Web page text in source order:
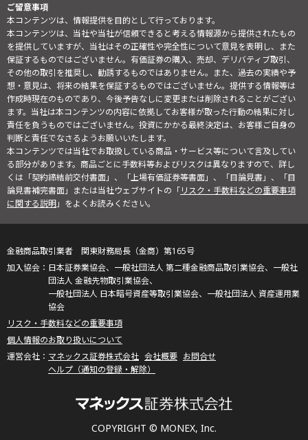
ご留意事項
本コンテンツは、情報提供を目的として行っております。
本コンテンツは、当社や当社が信頼できると考える情報源から提供されたもの
を提供していますが、当社はその正確性や完全性について意見を表明し、また
保証するものではございません。有価証券の購入、売却、デリバティブ取引、
その他の取引を推奨し、勧誘するものではありません。また、過去の実績や予
想・意見は、将来の結果を保証するものではございません。提供する情報等は
作成時現在のものであり、今後予告なしに変更または削除されることがござい
ます。当社は本コンテンツの内容に依拠してお客様が取った行動の結果に対し
責任を負うものではございません。投資にかかる最終決定は、お客様ご自身の
判断と責任でなさるようお願いいたします。
本コンテンツでは当社でお取扱している商品・サービス等について言及してい
る部分があります。商品ごとに手数料等およびリスクは異なりますので、詳し
くは「契約締結前交付書面」、「上場有価証券等書面」、「目論見書」、「目
論見書補完書面」または当社ウェブサイトの「リスク・手数料などの重要事項
に関する説明」をよくお読みください。
COPYRIGHT © MONEX, Inc.
金融商品取引業者 関東財務局長（金商）第165号
日本証券業協会、一般社団法人 第二種金融商品取引業協会、一般社
団法人 金融先物取引業協会、
一般社団法人 日本暗号資産等取引業協会、一般社団法人 資産運用業
協会
リスク・手数料などの重要事項
個人情報のお取り扱いについて
マネックス証券株式会社 会社概要 お問合せ
ヘルプ（通知の登録・解除）